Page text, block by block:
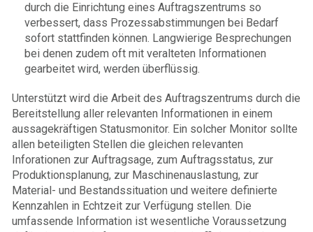
durch die Einrichtung eines Auftragszentrums so
verbessert, dass Prozessabstimmungen bei Bedarf
sofort stattfinden können. Langwierige Besprechungen
bei denen zudem oft mit veralteten Informationen
gearbeitet wird, werden überflüssig.
Unterstützt wird die Arbeit des Auftragszentrums durch die
Bereitstellung aller relevanten Informationen in einem
aussagekräftigen Statusmonitor. Ein solcher Monitor sollte
allen beteiligten Stellen die gleichen relevanten
Inforationen zur Auftragsage, zum Auftragsstatus, zur
Produktionsplanung, zur Maschinenauslastung, zur
Material- und Bestandssituation und weitere definierte
Kennzahlen in Echtzeit zur Verfügung stellen. Die
umfassende Information ist wesentliche Voraussetzung